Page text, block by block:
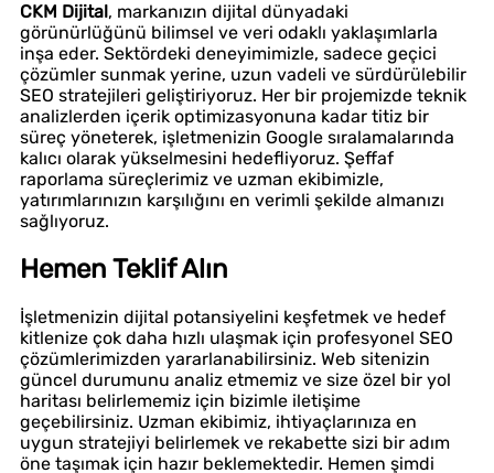
CKM Dijital, markanızın dijital dünyadaki
görünürlüğünü bilimsel ve veri odaklı yaklaşımlarla
inşa eder. Sektördeki deneyimimizle, sadece geçici
çözümler sunmak yerine, uzun vadeli ve sürdürülebilir
SEO stratejileri geliştiriyoruz. Her bir projemizde teknik
analizlerden içerik optimizasyonuna kadar titiz bir
süreç yöneterek, işletmenizin Google sıralamalarında
kalıcı olarak yükselmesini hedefliyoruz. Şeffaf
raporlama süreçlerimiz ve uzman ekibimizle,
yatırımlarınızın karşılığını en verimli şekilde almanızı
sağlıyoruz.
Hemen Teklif Alın
İşletmenizin dijital potansiyelini keşfetmek ve hedef
kitlenize çok daha hızlı ulaşmak için profesyonel SEO
çözümlerimizden yararlanabilirsiniz. Web sitenizin
güncel durumunu analiz etmemiz ve size özel bir yol
haritası belirlememiz için bizimle iletişime
geçebilirsiniz. Uzman ekibimiz, ihtiyaçlarınıza en
uygun stratejiyi belirlemek ve rekabette sizi bir adım
öne taşımak için hazır beklemektedir. Hemen şimdi